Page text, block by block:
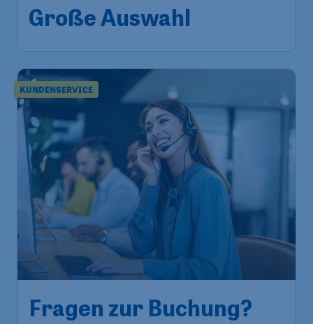
Große Auswahl
KUNDENSERVICE
Fragen zur Buchung?